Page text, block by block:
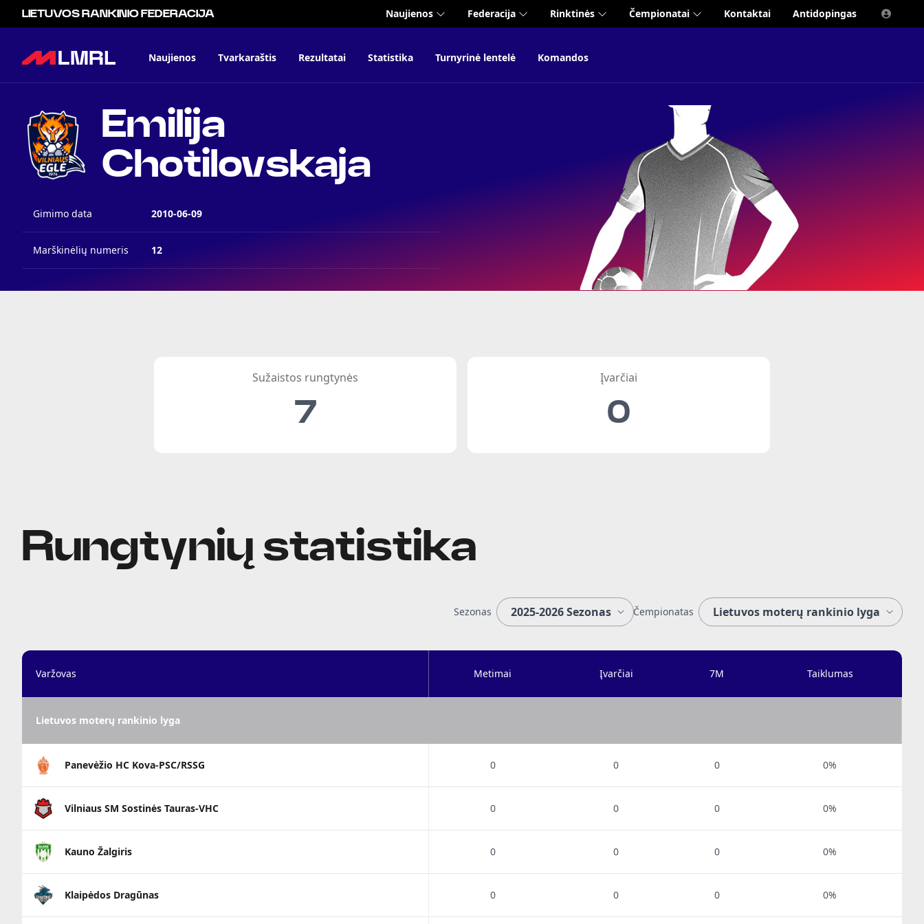
LIETUVOS RANKINIO FEDERACIJA Naujienos Federacija Rinktinės Čempionatai Kontaktai Antidopingas
Naujienos Tvarkaraštis Rezultatai Statistika Turnyrinė lentelė Komandos
Emilija
Chotilovskaja
Gimimo data 2010-06-09
Marškinėlių numeris 12
Sužaistos rungtynės
7
Įvarčiai
0
Rungtynių statistika
Sezonas Čempionatas
Varžovas Metimai Įvarčiai 7M Taiklumas
Lietuvos moterų rankinio lyga
Panevėžio HC Kova-PSC/RSSG 0 0 0 0%
Vilniaus SM Sostinės Tauras-VHC 0 0 0 0%
Kauno Žalgiris 0 0 0 0%
Klaipėdos Dragūnas 0 0 0 0%